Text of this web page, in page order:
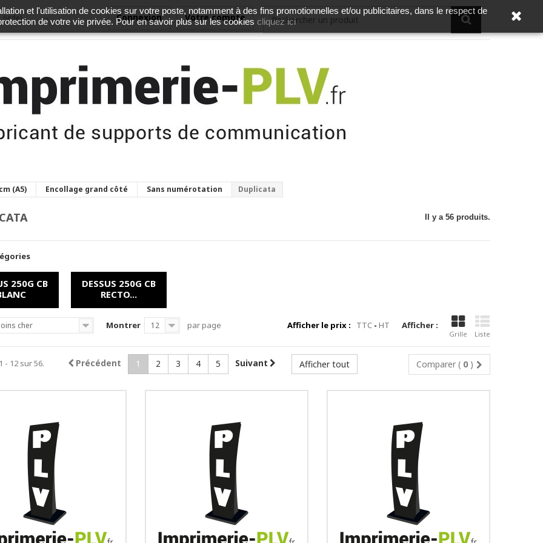
Votre compte
Connexion
(vide)
(A5) Encollage grand côté Sans numérotation Duplicata
Il y a 56 produits.
250G CB
DESSUS 250G CB
RECTO...
Afficher :
Grille Liste
cher Afficher le prix : TTC - HT
Montrer 12 par page
Comparer ( 0 )
Afficher tout
Précédent 1 2 3 4 5 Suivant
- 12 sur 56.
et l'utilisation de cookies sur votre poste, notamment à des fins promotionnelles et/ou publicitaires, dans le respect de
de votre vie privée. Pour en savoir plus sur les cookies cliquez ici